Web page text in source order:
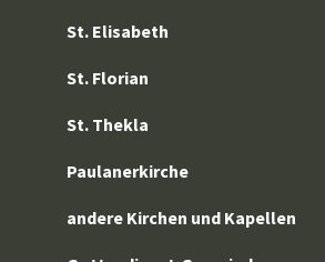
St. Elisabeth
St. Florian
St. Thekla
Paulanerkirche
andere Kirchen und Kapellen